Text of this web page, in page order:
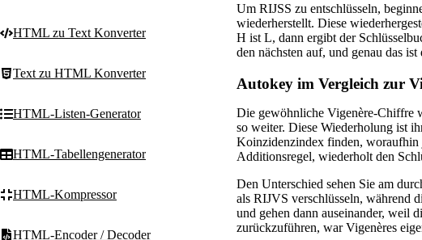
HTML zu Text Konverter
Text zu HTML Konverter
HTML-Listen-Generator
HTML-Tabellengenerator
HTML-Kompressor
HTML-Encoder / Decoder
Um RIJSS zu entschlüsseln,
wiederherstellt. Diese
H ist L, dann ergibt der
den nächsten auf, und genau das
Autokey im Vergleich zur
Die gewöhnliche Vigenère-Chiffre
so weiter. Diese Wiederholung ist
Koinzidenzindex finden, woraufhin
Additionsregel, wiederholt den
Den Unterschied sehen Sie am
als RIJVS verschlüsseln, während
und gehen dann auseinander, weil
zurückzuführen, war Vigenères